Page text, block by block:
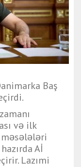
Baş
və ilk
məsələləri
Aİ
Lazımi